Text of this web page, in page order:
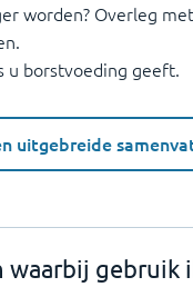
worden? Overleg
u borstvoeding geeft.
uitgebreide
gebruik